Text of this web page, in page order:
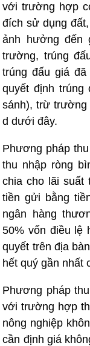
với trường hợp
đích sử dụng
ảnh hưởng đến
trường, trúng
trúng đấu giá
quyết định
sánh), trừ
d dưới đây.
Phương pháp
thu nhập ròng
chia cho lãi suất
tiền gửi bằng
ngân hàng
50% vốn điều lệ
quyết trên địa
hết quý gần nhất
Phương pháp
với trường hợp
nông nghiệp
cần định giá